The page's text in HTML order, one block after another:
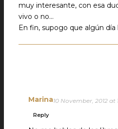
muy interesante, con esa
vivo o no…
En fin, supogo que algún día
Marina10 November, 2012 at
Reply